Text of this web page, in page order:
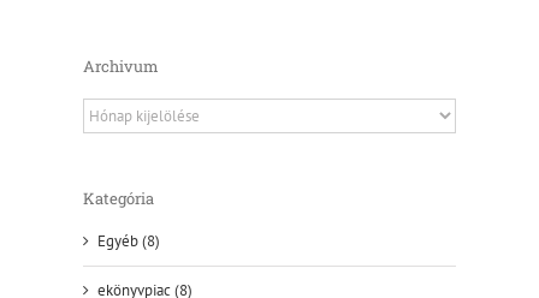
Archivum
Archivum
Kategória
Egyéb (8)
ekönyvpiac (8)